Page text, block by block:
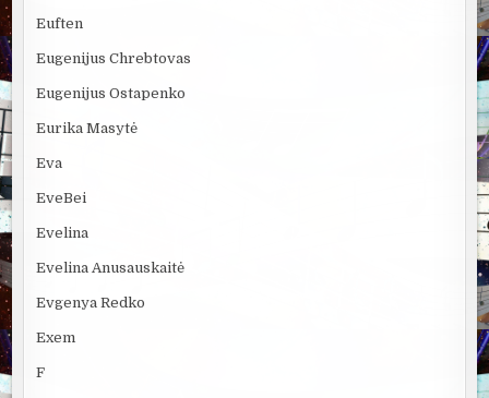
Euften
Eugenijus Chrebtovas
Eugenijus Ostapenko
Eurika Masytė
Eva
EveBei
Evelina
Evelina Anusauskaitė
Evgenya Redko
Exem
F